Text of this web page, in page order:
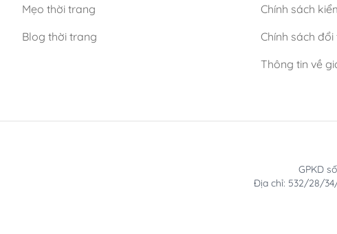
Mẹo thời trang
Blog thời trang
Chính sách
Chính sách
Thông tin về
GPKD
Địa chỉ: 532/28/34/